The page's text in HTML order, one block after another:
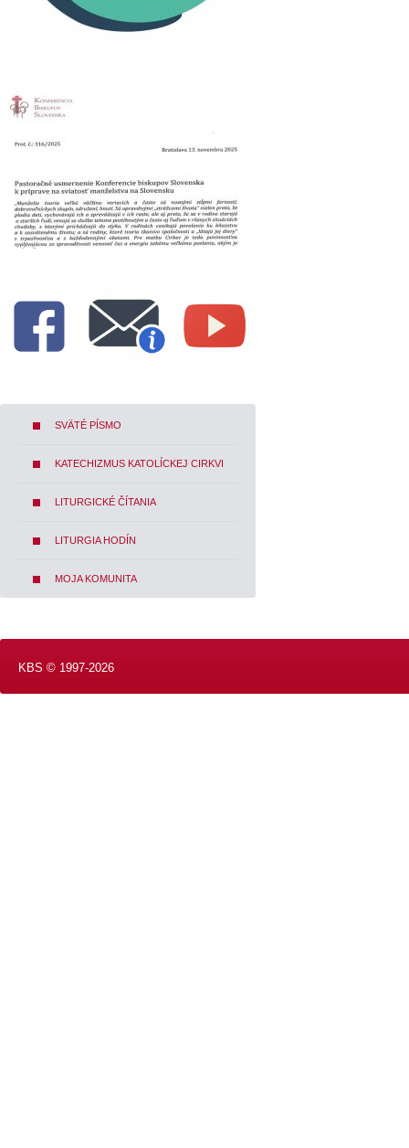
SVÄTÉ PÍSMO
KATECHIZMUS KATOLÍCKEJ CIRKVI
LITURGICKÉ ČÍTANIA
LITURGIA HODÍN
MOJA KOMUNITA
KBS © 1997-2026